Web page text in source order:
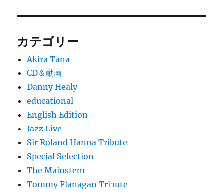
カテゴリー
Akira Tana
CD＆動画
Danny Healy
educational
English Edition
Jazz Live
Sir Roland Hanna Tribute
Special Selection
The Mainstem
Tommy Flanagan Tribute